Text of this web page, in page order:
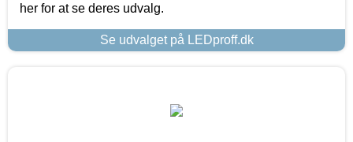
her for at se deres udvalg.
Se udvalget på LEDproff.dk